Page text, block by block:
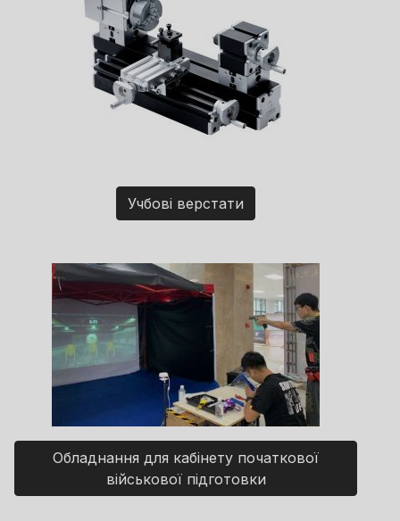
Учбові верстати
Обладнання для кабінету початкової
військової підготовки